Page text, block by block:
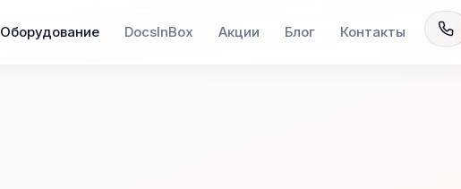
Оборудование DocsInBox Акции Блог Контакты